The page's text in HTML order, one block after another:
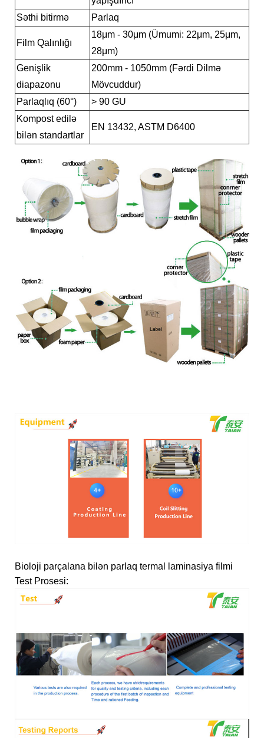
Səthi bitirmə
Parlaq
Film Qalınlığı
18μm - 30μm (Ümumi: 22μm, 25μm,
28μm)
Genişlik
diapazonu
200mm - 1050mm (Fərdi Dilmə
Mövcuddur)
Parlaqlıq (60°)
> 90 GU
Kompost edilə
bilən standartlar
EN 13432, ASTM D6400
Bioloji parçalana bilən parlaq termal laminasiya filmi
Test Prosesi: